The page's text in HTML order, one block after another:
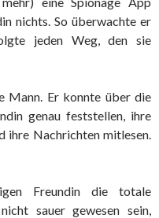
nichts. So überwachte er
jeden Weg, den sie
Mann. Er konnte über die
genau feststellen, ihre
ihre Nachrichten mitlesen.
Freundin die totale
sauer gewesen sein,